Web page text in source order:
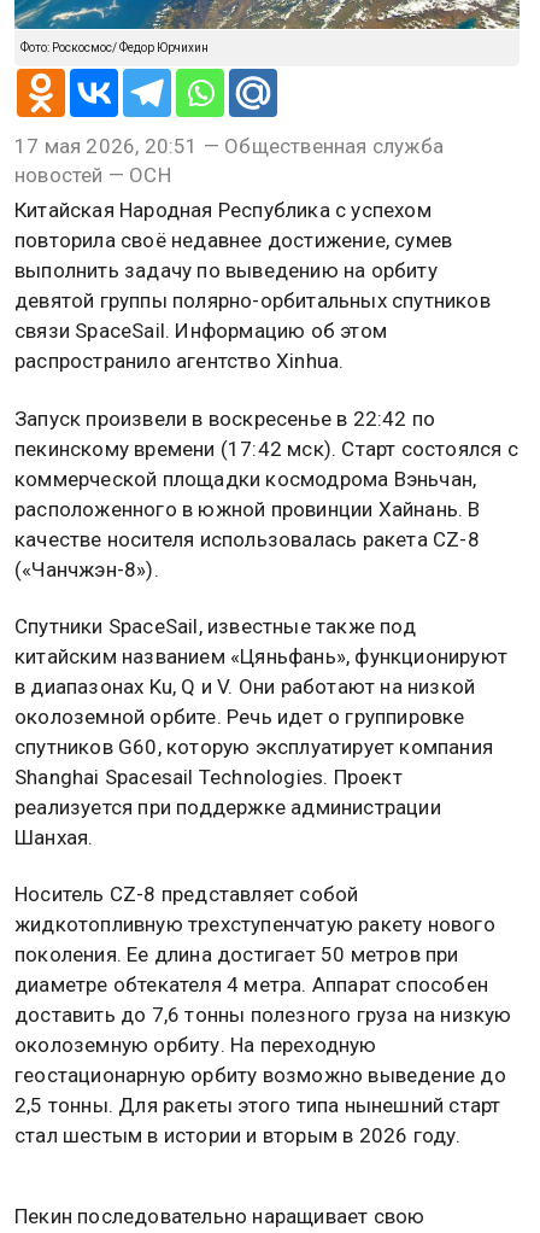
Фото: Роскосмос/ Федор Юрчихин
17 мая 2026, 20:51 — Общественная служба
новостей — ОСН
Китайская Народная Республика с успехом
повторила своё недавнее достижение, сумев
выполнить задачу по выведению на орбиту
девятой группы полярно-орбитальных спутников
связи SpaceSail. Информацию об этом
распространило агентство Xinhua.
Запуск произвели в воскресенье в 22:42 по
пекинскому времени (17:42 мск). Старт состоялся с
коммерческой площадки космодрома Вэньчан,
расположенного в южной провинции Хайнань. В
качестве носителя использовалась ракета CZ-8
(«Чанчжэн-8»).
Спутники SpaceSail, известные также под
китайским названием «Цяньфань», функционируют
в диапазонах Ku, Q и V. Они работают на низкой
околоземной орбите. Речь идет о группировке
спутников G60, которую эксплуатирует компания
Shanghai Spacesail Technologies. Проект
реализуется при поддержке администрации
Шанхая.
Носитель CZ-8 представляет собой
жидкотопливную трехступенчатую ракету нового
поколения. Ее длина достигает 50 метров при
диаметре обтекателя 4 метра. Аппарат способен
доставить до 7,6 тонны полезного груза на низкую
околоземную орбиту. На переходную
геостационарную орбиту возможно выведение до
2,5 тонны. Для ракеты этого типа нынешний старт
стал шестым в истории и вторым в 2026 году.
Пекин последовательно наращивает свою